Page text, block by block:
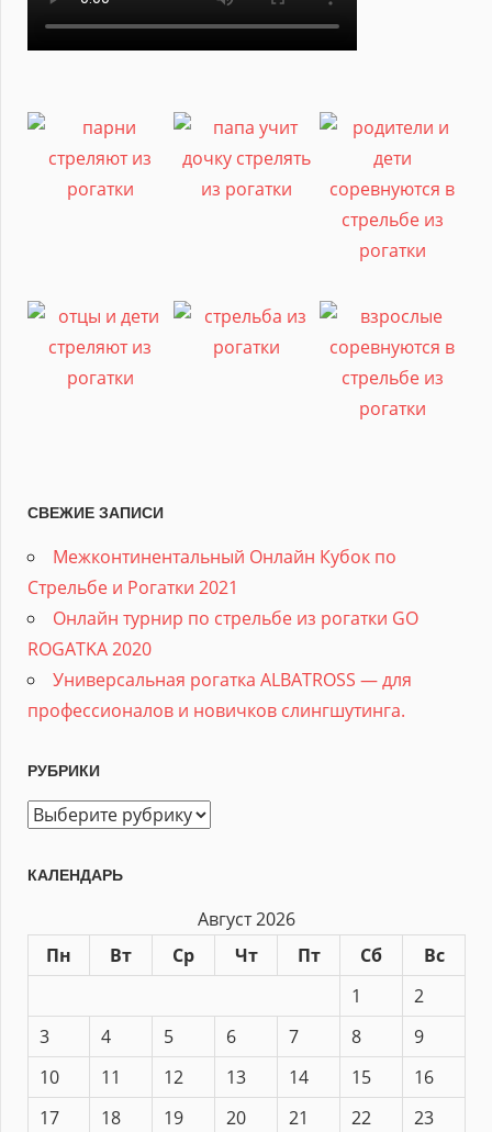
СВЕЖИЕ ЗАПИСИ
Межконтинентальный Онлайн Кубок по
Стрельбе и Рогатки 2021
Онлайн турнир по стрельбе из рогатки GO
ROGATKA 2020
Универсальная рогатка ALBATROSS — для
профессионалов и новичков слингшутинга.
РУБРИКИ
Рубрики
КАЛЕНДАРЬ
Август 2026
Пн
Вт Ср Чт Пт Сб
Вс
1
2
3
4 5 6 7 8
9
10
11 12 13 14 15
16
17
18 19 20 21 22
23